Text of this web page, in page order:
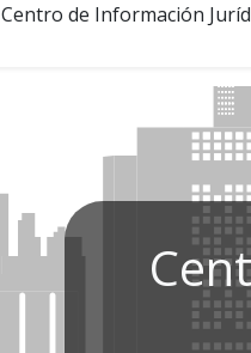
Centro de Información